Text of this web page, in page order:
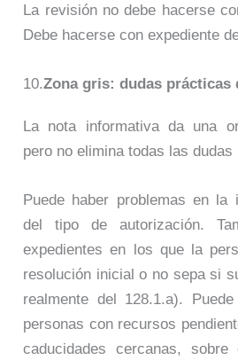
La revisión no debe hacerse
Debe hacerse con expediente
10.Zona gris: dudas prácticas
La nota informativa da una
pero no elimina todas las dudas
Puede haber problemas en la
del tipo de autorización.
expedientes en los que la
resolución inicial o no sepa si
realmente del 128.1.a).
personas con recursos
caducidades cercanas,